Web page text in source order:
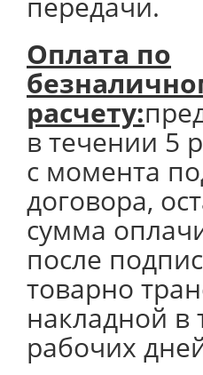
Оплата по
расчету:
в течении 5
с момента
договора,
сумма
после
товарно
накладной в
рабочих